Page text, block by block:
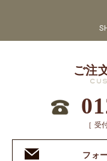
ご注
［ 受
フォ